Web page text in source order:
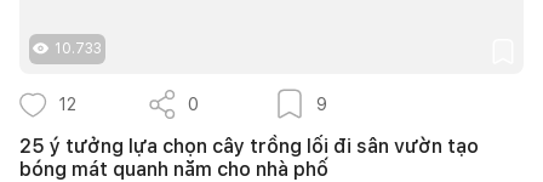
10.733
12 0 9
25 ý tưởng lựa chọn cây trồng lối đi sân vườn tạo
bóng mát quanh năm cho nhà phố